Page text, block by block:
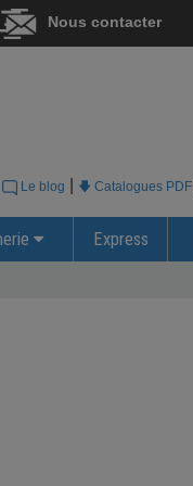
Nous contacter
Le blog 🡇 Catalogues PDF
Express